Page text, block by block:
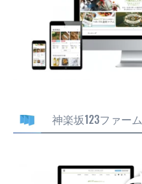
神楽坂123ファーム